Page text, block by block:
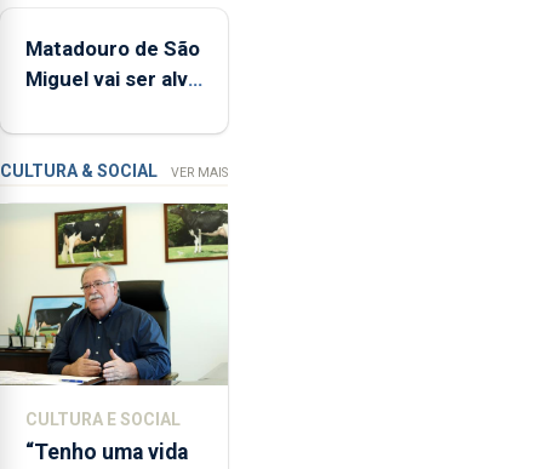
permitindo
reforçar
condições
de
ensino
instituição
Matadouro de São
Miguel vai ser alvo
CULTURA & SOCIAL VER MAIS
CULTURA E SOCIAL
“Tenho uma vida